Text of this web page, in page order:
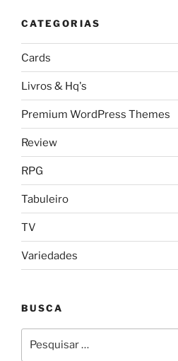
CATEGORIAS
Cards
Livros & Hq's
Premium WordPress Themes
Review
RPG
Tabuleiro
TV
Variedades
BUSCA
por: